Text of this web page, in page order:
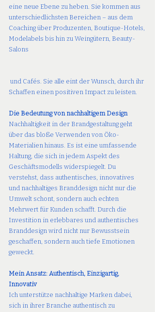
eine neue Ebene zu heben. Sie kommen aus
unterschiedlichsten Bereichen – aus dem
Coaching über Produzenten, Boutique-Hotels,
Modelabels bis hin zu Weingütern, Beauty-
Salons
Schaffen einen positiven Impact zu leisten.
Die Bedeutung von nachhaltigem Design
Nachhaltigkeit in der Brandgestaltung geht
über das bloße Verwenden von Öko-
Materialien hinaus. Es ist eine umfassende
Haltung, die sich in jedem Aspekt des
Geschäftsmodells widerspiegelt. Du
verstehst, dass authentisches, innovatives
und nachhaltiges Branddesign nicht nur die
Umwelt schont, sondern auch echten
Mehrwert für Kunden schafft. Durch die
Investition in erlebbares und authentisches
Branddesign wird nicht nur Bewusstsein
geschaffen, sondern auch tiefe Emotionen
geweckt.
Mein Ansatz: Authentisch, Einzigartig,
Innovativ
Ich unterstütze nachhaltige Marken dabei,
sich in ihrer Branche authentisch zu